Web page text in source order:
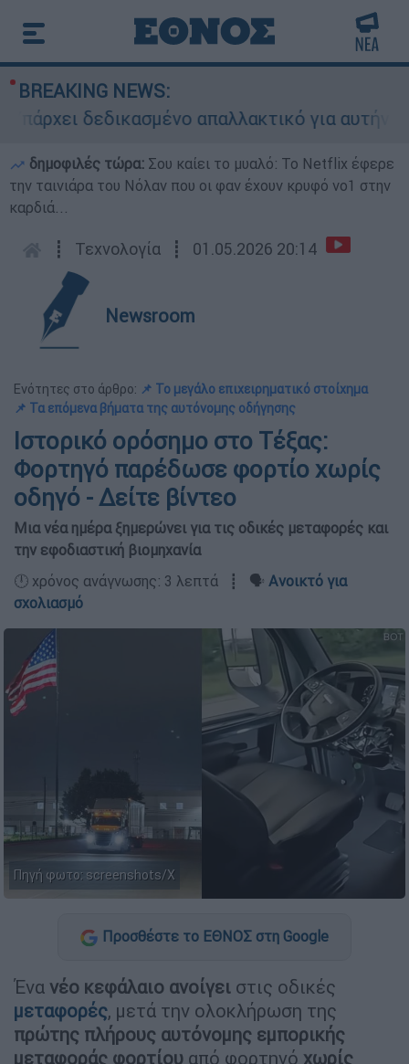
BREAKING NEWS:
δεδικασμένο απαλλακτικό για αυτήν»: Τι
δημοφιλές τώρα: Σου καίει το μυαλό: Το Netflix έφερε
την ταινιάρα του Νόλαν που οι φαν έχουν κρυφό νο1 στην
καρδιά...
┋ Τεχνολογία ┋ 01.05.2026 20:14
Newsroom
Ενότητες στο άρθρο: 📌 Το μεγάλο επιχειρηματικό στοίχημα
📌 Τα επόμενα βήματα της αυτόνομης οδήγησης
Ιστορικό ορόσημο στο Τέξας:
Φορτηγό παρέδωσε φορτίο χωρίς
οδηγό - Δείτε βίντεο
Μια νέα ημέρα ξημερώνει για τις οδικές μεταφορές και
την εφοδιαστική βιομηχανία
🕛 χρόνος ανάγνωσης: 3 λεπτά ┋ 🗣️ Ανοικτό για
σχολιασμό
Πηγή φωτο: screenshots/X
Προσθέστε το ΕΘΝΟΣ στη Google
Ένα νέο κεφάλαιο ανοίγει στις οδικές
μεταφορές, μετά την ολοκλήρωση της
πρώτης πλήρους αυτόνομης εμπορικής
μεταφοράς φορτίου από φορτηγό χωρίς